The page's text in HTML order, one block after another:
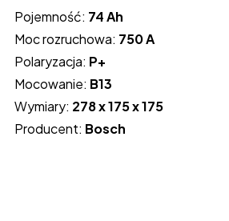
Pojemność: 74 Ah
Moc rozruchowa: 750 A
Polaryzacja: P+
Mocowanie: B13
Wymiary: 278 x 175 x 175
Producent: Bosch